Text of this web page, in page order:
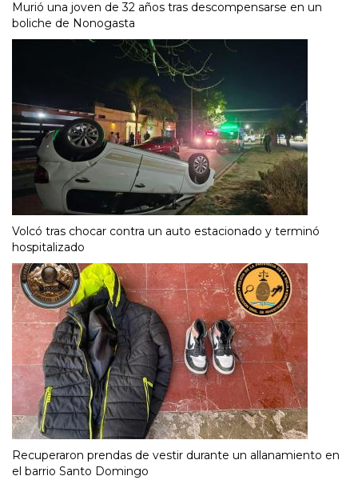
Murió una joven de 32 años tras descompensarse en un
boliche de Nonogasta
Volcó tras chocar contra un auto estacionado y terminó
hospitalizado
Recuperaron prendas de vestir durante un allanamiento en
el barrio Santo Domingo